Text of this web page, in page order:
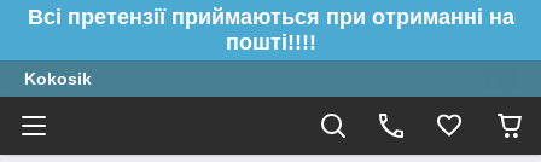
Всі претензії приймаються при отриманні на
пошті!!!!
Kokosik